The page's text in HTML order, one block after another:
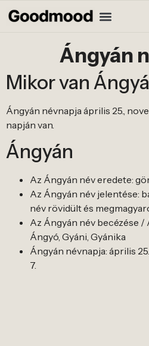
Ángyán
Mikor van
Ángyán névnapja április 25.,
napján van.
Ángyán
Az Ángyán név eredete:
Az Ángyán név jelentése:
név rövidült és
Az Ángyán név becézése
Ángyó, Gyáni, Gyánika
Ángyán névnapja: április
7.